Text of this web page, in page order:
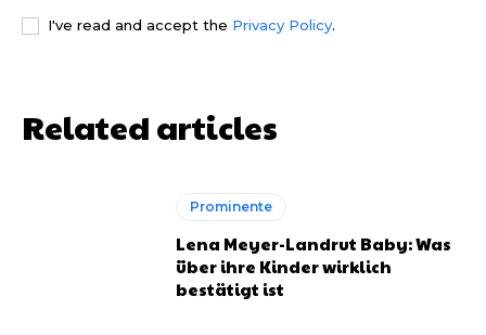
I've read and accept the Privacy Policy.
Related articles
Prominente
Lena Meyer-Landrut Baby: Was
über ihre Kinder wirklich
bestätigt ist